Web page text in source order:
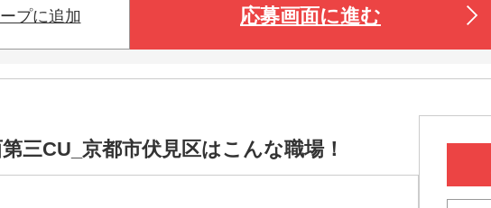
プに追加 応募画面に進む
三CU_京都市伏見区はこんな職場！